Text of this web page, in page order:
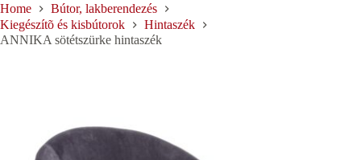
Home
Bútor, lakberendezés
Kiegészítõ és kisbútorok
Hintaszék
ANNIKA sötétszürke hintaszék